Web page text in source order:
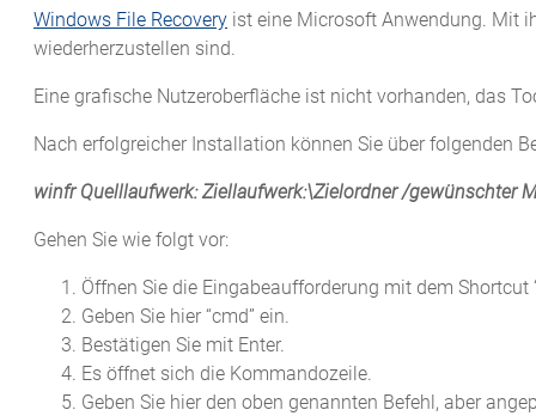
Windows File Recovery ist eine Microsoft Anwendung. Mit
wiederherzustellen sind.
Eine grafische Nutzeroberfläche ist nicht vorhanden, das
Nach erfolgreicher Installation können Sie über folgenden
winfr Quelllaufwerk: Ziellaufwerk:\Zielordner /gewünschter
Gehen Sie wie folgt vor:
Öffnen Sie die Eingabeaufforderung mit dem Shortcut
Geben Sie hier “cmd” ein.
Bestätigen Sie mit Enter.
Es öffnet sich die Kommandozeile.
Geben Sie hier den oben genannten Befehl, aber